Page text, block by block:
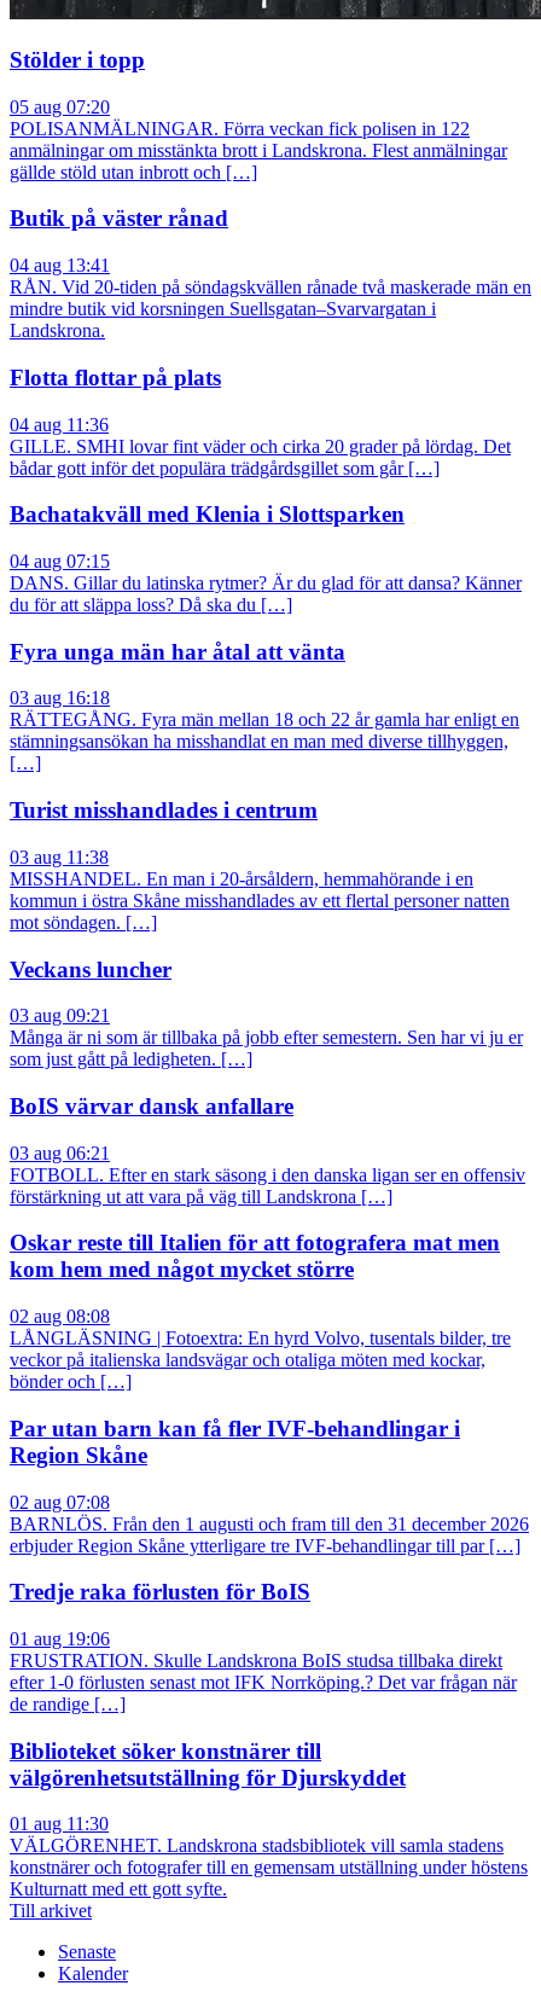
Stölder i topp
05 aug 07:20
POLISANMÄLNINGAR. Förra veckan fick polisen in 122
anmälningar om misstänkta brott i Landskrona. Flest anmälningar
gällde stöld utan inbrott och […]
Butik på väster rånad
04 aug 13:41
RÅN. Vid 20-tiden på söndagskvällen rånade två maskerade män en
mindre butik vid korsningen Suellsgatan–Svarvargatan i
Landskrona.
Flotta flottar på plats
04 aug 11:36
GILLE. SMHI lovar fint väder och cirka 20 grader på lördag. Det
bådar gott inför det populära trädgårdsgillet som går […]
Bachatakväll med Klenia i Slottsparken
04 aug 07:15
DANS. Gillar du latinska rytmer? Är du glad för att dansa? Känner
du för att släppa loss? Då ska du […]
Fyra unga män har åtal att vänta
03 aug 16:18
RÄTTEGÅNG. Fyra män mellan 18 och 22 år gamla har enligt en
stämningsansökan ha misshandlat en man med diverse tillhyggen,
[…]
Turist misshandlades i centrum
03 aug 11:38
MISSHANDEL. En man i 20-årsåldern, hemmahörande i en
kommun i östra Skåne misshandlades av ett flertal personer natten
mot söndagen. […]
Veckans luncher
03 aug 09:21
Många är ni som är tillbaka på jobb efter semestern. Sen har vi ju er
som just gått på ledigheten. […]
BoIS värvar dansk anfallare
03 aug 06:21
FOTBOLL. Efter en stark säsong i den danska ligan ser en offensiv
förstärkning ut att vara på väg till Landskrona […]
Oskar reste till Italien för att fotografera mat men
kom hem med något mycket större
02 aug 08:08
LÅNGLÄSNING | Fotoextra: En hyrd Volvo, tusentals bilder, tre
veckor på italienska landsvägar och otaliga möten med kockar,
bönder och […]
Par utan barn kan få fler IVF-behandlingar i
Region Skåne
02 aug 07:08
BARNLÖS. Från den 1 augusti och fram till den 31 december 2026
erbjuder Region Skåne ytterligare tre IVF-behandlingar till par […]
Tredje raka förlusten för BoIS
01 aug 19:06
FRUSTRATION. Skulle Landskrona BoIS studsa tillbaka direkt
efter 1-0 förlusten senast mot IFK Norrköping.? Det var frågan när
de randige […]
Biblioteket söker konstnärer till
välgörenhetsutställning för Djurskyddet
01 aug 11:30
VÄLGÖRENHET. Landskrona stadsbibliotek vill samla stadens
konstnärer och fotografer till en gemensam utställning under höstens
Kulturnatt med ett gott syfte.
Till arkivet
Senaste
Kalender